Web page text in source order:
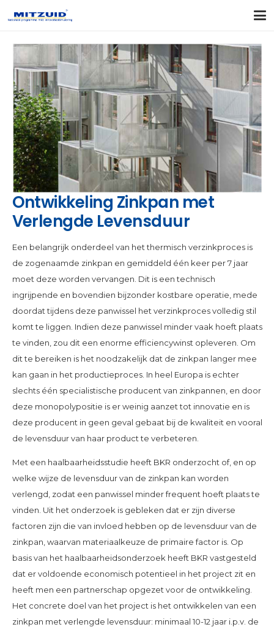
Ontwikkeling Zinkpan met
Verlengde Levensduur
Een belangrijk onderdeel van het thermisch verzinkproces is
de zogenaamde zinkpan en gemiddeld één keer per 7 jaar
moet deze worden vervangen. Dit is een technisch
ingrijpende en bovendien bijzonder kostbare operatie, mede
doordat tijdens deze panwissel het verzinkproces volledig stil
komt te liggen. Indien deze panwissel minder vaak hoeft plaats
te vinden, zou dit een enorme efficiencywinst opleveren. Om
dit te bereiken is het noodzakelijk dat de zinkpan langer mee
kan gaan in het productieproces. In heel Europa is echter
slechts één specialistische producent van zinkpannen, en door
deze monopolypositie is er weinig aanzet tot innovatie en is
deze producent in geen geval gebaat bij de kwaliteit en vooral
de levensduur van haar product te verbeteren.
Met een haalbaarheidsstudie heeft BKR onderzocht of, en op
welke wijze de levensduur van de zinkpan kan worden
verlengd, zodat een panwissel minder frequent hoeft plaats te
vinden. Uit het onderzoek is gebleken dat er zijn diverse
factoren zijn die van invloed hebben op de levensduur van de
zinkpan, waarvan materiaalkeuze de primaire factor is. Op
basis van het haalbaarheidsonderzoek heeft BKR vastgesteld
dat er voldoende economisch potentieel in het project zit en
heeft men een partnerschap opgezet voor de ontwikkeling.
Het concrete doel van het project is het ontwikkelen van een
zinkpan met verlengde levensduur: minimaal 10-12 jaar i.p.v. de